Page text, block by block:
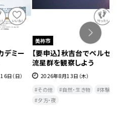
【要申込】長登銅山文化交流館で
火おこし＆羽釜炊飯体験～自分
でおこした火で炊く最高の一杯
2026年8月16日（日）・9月22日（祝・火）
自然・生き物